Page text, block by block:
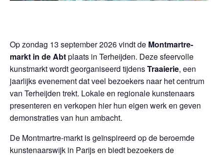
Op zondag 13 september 2026 vindt de Montmartre-
markt in de Abtplaats in Terheijden. Deze sfeervolle
kunstmarkt wordt georganiseerd tijdensTraaierie, een
jaarlijks evenement dat veel bezoekers naar het centrum
van Terheijden trekt. Lokale en regionale kunstenaars
presenteren en verkopen hier hun eigen werk en geven
demonstraties van hun ambacht.
De Montmartre-markt is geïnspireerd op de beroemde
kunstenaarswijk in Parijs en biedt bezoekers de